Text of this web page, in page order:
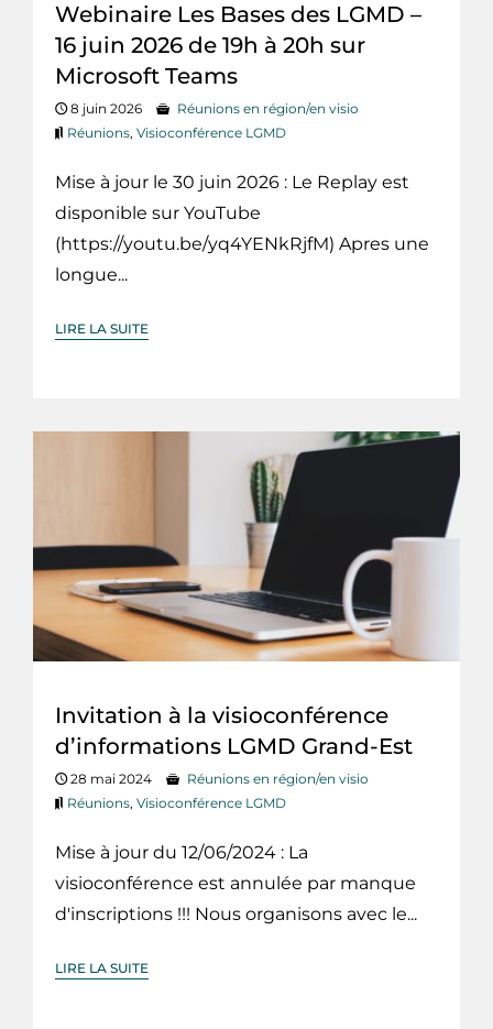
Webinaire Les Bases des LGMD –
16 juin 2026 de 19h à 20h sur
Microsoft Teams
8 juin 2026
Réunions en région/en visio
Réunions, Visioconférence LGMD
Mise à jour le 30 juin 2026 : Le Replay est
disponible sur YouTube
(https://youtu.be/yq4YENkRjfM) Apres une
longue...
LIRE LA SUITE
Invitation à la visioconférence
d’informations LGMD Grand-Est
28 mai 2024
Réunions en région/en visio
Réunions, Visioconférence LGMD
Mise à jour du 12/06/2024 : La
visioconférence est annulée par manque
d'inscriptions !!! Nous organisons avec le...
LIRE LA SUITE